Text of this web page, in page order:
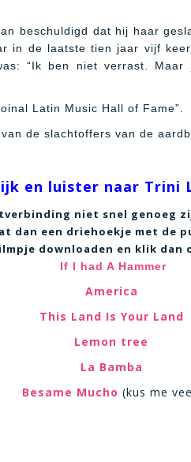
beschuldigd dat hij haar
in de laatste tien jaar vijf
“Ik ben niet verrast.
Latin Music Hall of Fame”.
de slachtoffers van de
en luister naar Trini
niet snel genoeg
dan een driehoekje met de
downloaden en klik dan
If I had A Hammer
America
This Land Is Your Land
Lemon tree
La Bamba
Besame Mucho (kus me